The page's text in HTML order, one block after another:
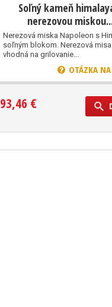
Soľný kameň
nerezovou
Nerezová miska Napoleon s
soľným blokom. Nerezová
vhodná na grilovanie...
OTÁZKA
93,46 €